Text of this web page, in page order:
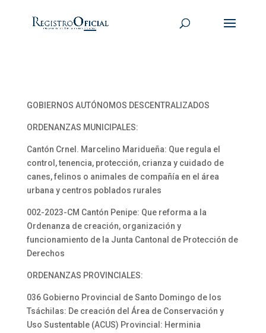
GOBIERNOS AUTÓNOMOS DESCENTRALIZADOS
ORDENANZAS MUNICIPALES:
Cantón Crnel. Marcelino Maridueña: Que regula el
control, tenencia, protección, crianza y cuidado de
canes, felinos o animales de compañía en el área
urbana y centros poblados rurales
002-2023-CM Cantón Penipe: Que reforma a la
Ordenanza de creación, organización y
funcionamiento de la Junta Cantonal de Protección de
Derechos
ORDENANZAS PROVINCIALES:
036 Gobierno Provincial de Santo Domingo de los
Tsáchilas: De creación del Área de Conservación y
Uso Sustentable (ACUS) Provincial: Herminia